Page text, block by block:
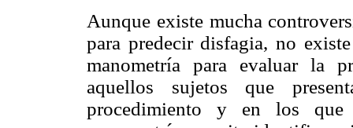
Aunque existe mucha
para predecir disfagia, no
manometría para evaluar la
aquellos sujetos que
procedimiento y en los que